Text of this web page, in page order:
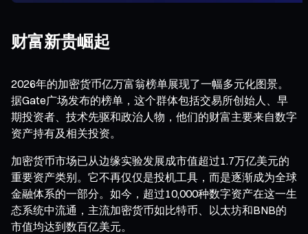
财富新贵崛起
2026年的加密货币亿万富翁榜单展现了一幅多元化图景。
据Gate广场发布的榜单，这个群体包括交易所创始人、早
期投资者、技术先驱和政治人物，他们的财富主要来自数字
资产持有及相关投资。
加密货币市场已从边缘实验发展成市值超过1.7万亿美元的
重要资产类别。它不再仅仅是投机工具，而是逐渐成为全球
金融体系的一部分。如今，超过10,000种数字资产在这一生
态系统中流通，主流加密货币如比特币、以太坊和BNB的
市值均达到数百亿美元。